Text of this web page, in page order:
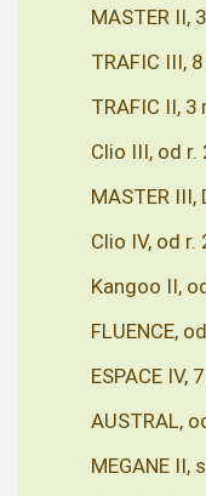
MASTER II,
TRAFIC III,
TRAFIC II,
Clio III, od r.
MASTER III,
Clio IV, od r.
Kangoo II,
FLUENCE,
ESPACE IV,
AUSTRAL,
MEGANE II,